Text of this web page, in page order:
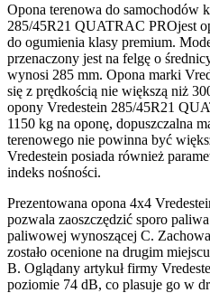
Opona terenowa do samochodów
285/45R21 QUATRAC PROjest
do ogumienia klasy premium.
przenaczony jest na felgę o
wynosi 285 mm. Opona marki
się z prędkością nie większą niż
opony Vredestein 285/45R21
1150 kg na oponę, dopuszczalna
terenowego nie powinna być
Vredestein posiada również
indeks nośności.
Prezentowana opona 4x4
pozwala zaoszczędzić sporo
paliwowej wynoszącej C.
zostało ocenione na drugim
B. Oglądany artykuł firmy
poziomie 74 dB, co plasuje go w